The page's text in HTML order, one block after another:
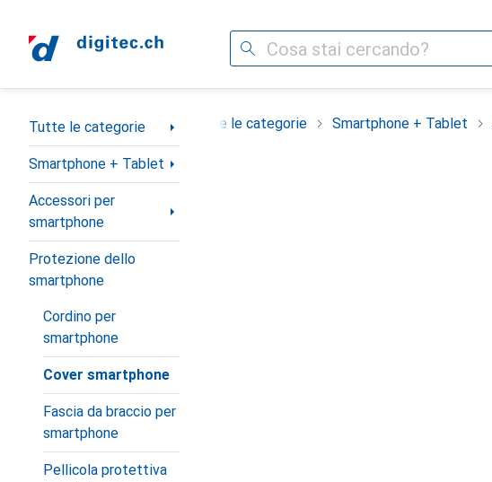
Cerca
Categoria Navigazione
Tutte le categorie
Smartphone + Tablet
Accessori per
smartphone
Protezione dello
smartphone
Cordino per
smartphone
Cover smartphone
Fascia da braccio per
smartphone
Pellicola protettiva
Tutte le categorie Smartphone + Tablet